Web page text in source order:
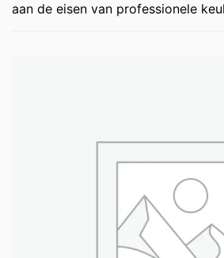
aan de eisen van professionele